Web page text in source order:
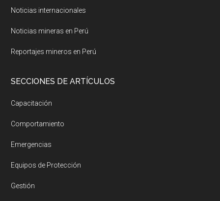
Noticias internacionales
Noticias mineras en Perú
Reportajes mineros en Perú
SECCIONES DE ARTÍCULOS
Capacitación
Comportamiento
Emergencias
Equipos de Protección
Gestión